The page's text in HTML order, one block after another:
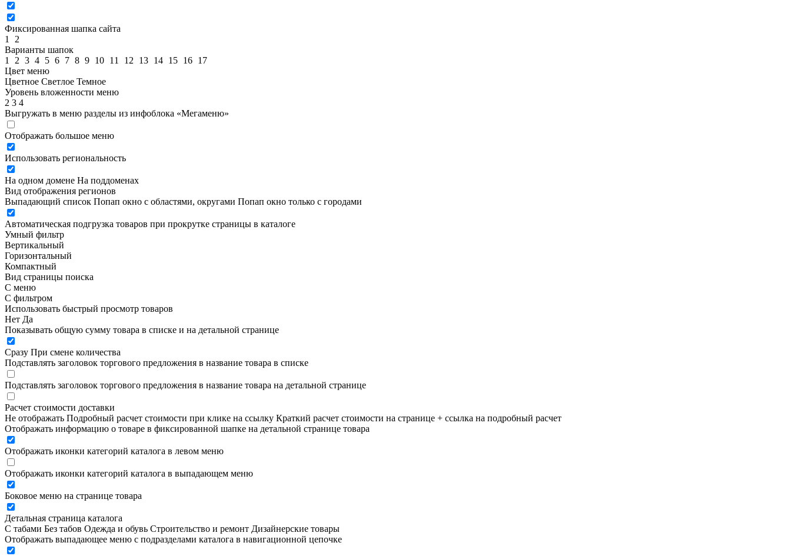
Фиксированная шапка сайта
1
2
Варианты шапок
1
2 3 4 5 6 7 8 9 10 11 12 13 14 15 16 17
Цвет меню
Цветное Светлое Темное
Уровень вложенности меню
2 3 4
Выгружать в меню разделы из инфоблока «Мегаменю»
Отображать большое меню
Использовать региональность
На одном домене На поддоменах
Вид отображения регионов
Выпадающий список Попап окно c областями, округами Попап окно только с городами
Автоматическая подгрузка товаров при прокрутке страницы в каталоге
Умный фильтр
Вертикальный
Горизонтальный
Компактный
Вид страницы поиска
С меню
С фильтром
Использовать быстрый просмотр товаров
Нет Да
Показывать общую сумму товара в списке и на детальной странице
Сразу При смене количества
Подставлять заголовок торгового предложения в название товара в списке
Подставлять заголовок торгового предложения в название товара на детальной странице
Расчет стоимости доставки
Не отображать Подробный расчет стоимости при клике на ссылку Краткий расчет стоимости на странице + ссылка на подробный расчет
Отображать информацию о товаре в фиксированной шапке на детальной странице товара
Отображать иконки категорий каталога в левом меню
Отображать иконки категорий каталога в выпадающем меню
Боковое меню на странице товара
Детальная страница каталога
С табами Без табов Одежда и обувь Строительство и ремонт Дизайнерские товары
Отображать выпадающее меню с подразделами каталога в навигационной цепочке